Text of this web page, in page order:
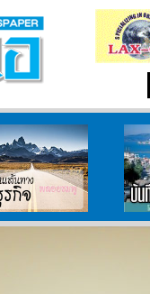
บนเส้นทางธุรกิจ บั